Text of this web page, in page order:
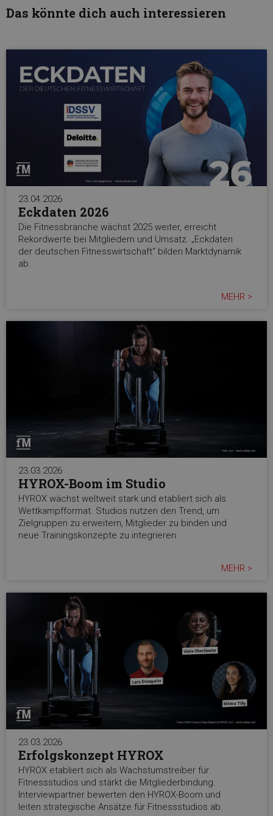
Das könnte dich auch interessieren
23.04.2026
Eckdaten 2026
Die Fitnessbranche wächst 2025 weiter, erreicht
Rekordwerte bei Mitgliedern und Umsatz. „Eckdaten
der deutschen Fitnesswirtschaft“ bilden Marktdynamik
ab.
MEHR >
23.03.2026
HYROX-Boom im Studio
HYROX wächst weltweit stark und etabliert sich als
Wettkampfformat. Studios nutzen den Trend, um
Zielgruppen zu erweitern, Mitglieder zu binden und
neue Trainingskonzepte zu integrieren.
MEHR >
23.03.2026
Erfolgskonzept HYROX
HYROX etabliert sich als Wachstumstreiber für
Fitnessstudios und stärkt die Mitgliederbindung.
Interviewpartner bewerten den HYROX-Boom und
leiten strategische Ansätze für Fitnessstudios ab.